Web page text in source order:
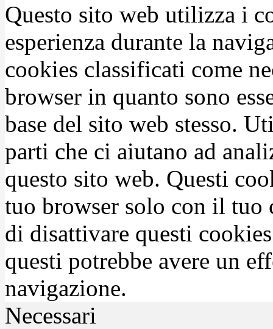
Questo sito web utilizza i
esperienza durante la
cookies classificati come
browser in quanto sono
base del sito web stesso.
parti che ci aiutano ad
questo sito web. Questi
tuo browser solo con il tuo
di disattivare questi
questi potrebbe avere un
navigazione.
Necessari